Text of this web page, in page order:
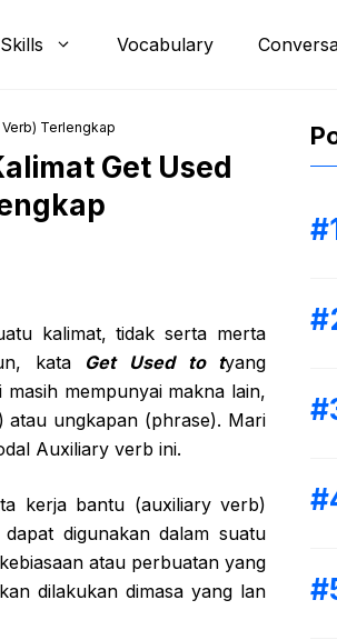
Skills Vocabulary
Terlengkap
Get Used
kalimat, tidak serta merta
kata
Get Used to tyang
mempunyai makna lain,
atau ungkapan (phrase). Mari
Auxiliary verb ini.
kerja bantu (auxiliary verb)
digunakan dalam suatu
atau perbuatan yang
dilakukan dimasa yang lan